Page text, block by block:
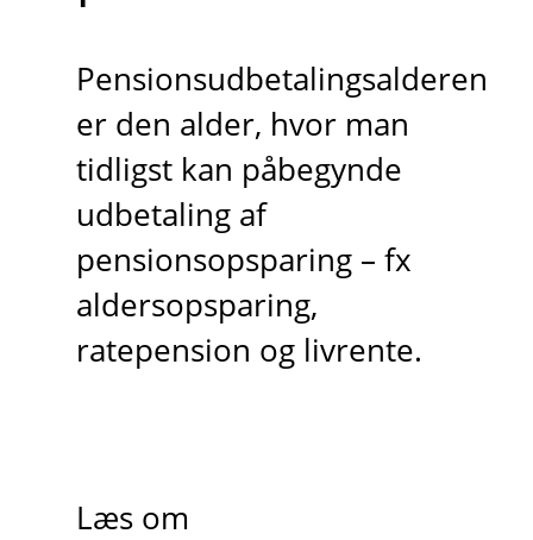
Pensionsudbetalingsalderen
er den alder, hvor man
tidligst kan påbegynde
udbetaling af
pensionsopsparing – fx
aldersopsparing,
ratepension og livrente.
Læs om